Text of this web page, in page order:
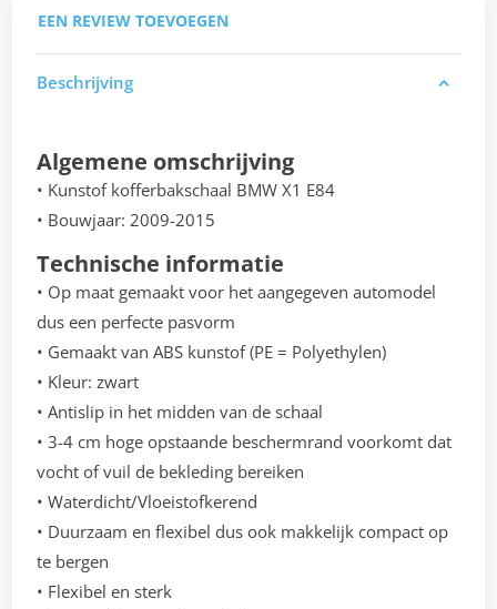
EEN REVIEW TOEVOEGEN
Beschrijving
Algemene omschrijving
• Kunstof kofferbakschaal BMW X1 E84
• Bouwjaar: 2009-2015
Technische informatie
• Op maat gemaakt voor het aangegeven automodel
dus een perfecte pasvorm
• Gemaakt van ABS kunstof (PE = Polyethylen)
• Kleur: zwart
• Antislip in het midden van de schaal
• 3-4 cm hoge opstaande beschermrand voorkomt dat
vocht of vuil de bekleding bereiken
• Waterdicht/Vloeistofkerend
• Duurzaam en flexibel dus ook makkelijk compact op
te bergen
• Flexibel en sterk